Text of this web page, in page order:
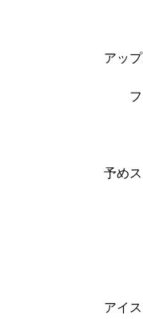
アッ
予め
アイ